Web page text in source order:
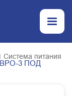
Система питания
3 ПОД